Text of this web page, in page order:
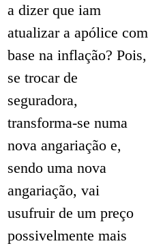
a dizer que iam
atualizar a apólice com
base na inflação? Pois,
se trocar de
seguradora,
transforma-se numa
nova angariação e,
sendo uma nova
angariação, vai
usufruir de um preço
possivelmente mais